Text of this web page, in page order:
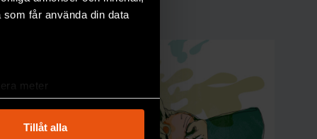
får använda din data
meter
. Du kan ändra
Tillåt alla